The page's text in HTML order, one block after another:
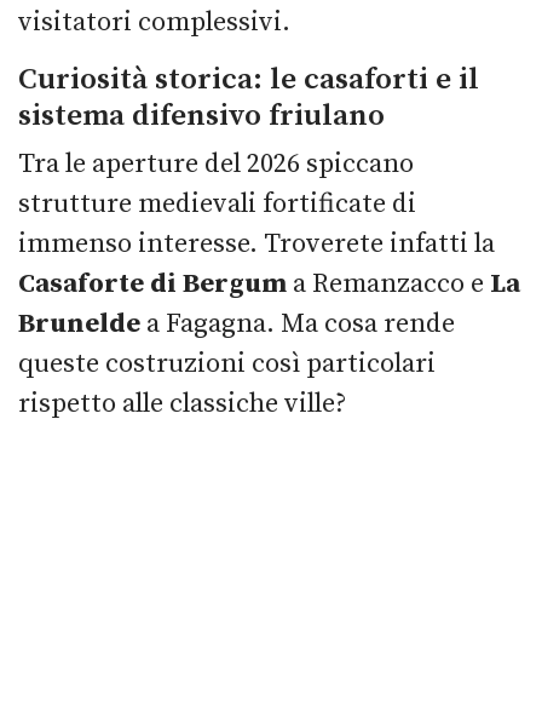
visitatori complessivi.
Curiosità storica: le casaforti e il
sistema difensivo friulano
Tra le aperture del 2026 spiccano
strutture medievali fortificate di
immenso interesse. Troverete infatti la
Casaforte di Bergum a Remanzacco e La
Brunelde a Fagagna. Ma cosa rende
queste costruzioni così particolari
rispetto alle classiche ville?